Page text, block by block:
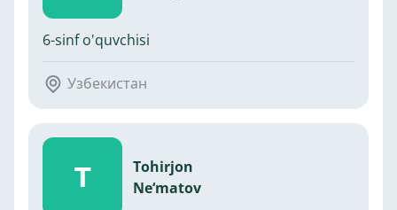
6-sinf o'quvchisi
Узбекистан
T
Tohirjon
Ne‘matov